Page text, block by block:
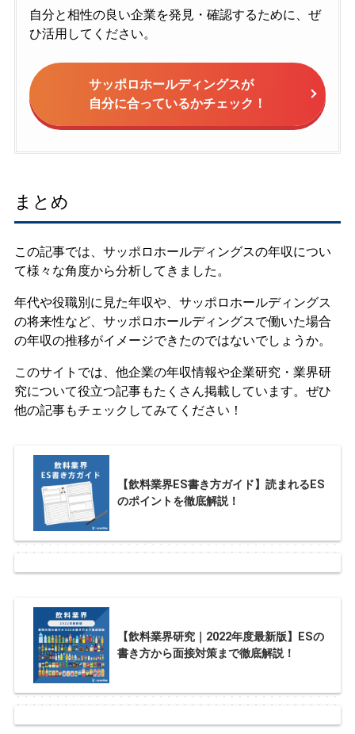
自分と相性の良い企業を発見・確認するために、ぜ
ひ活用してください。
サッポロホールディングスが
自分に合っているかチェック！
まとめ
この記事では、サッポロホールディングスの年収につい
て様々な角度から分析してきました。
年代や役職別に見た年収や、サッポロホールディングス
の将来性など、サッポロホールディングスで働いた場合
の年収の推移がイメージできたのではないでしょうか。
このサイトでは、他企業の年収情報や企業研究・業界研
究について役立つ記事もたくさん掲載しています。ぜひ
他の記事もチェックしてみてください！
【飲料業界ES書き方ガイド】読まれるES
のポイントを徹底解説！
【飲料業界研究｜2022年度最新版】ESの
書き方から面接対策まで徹底解説！